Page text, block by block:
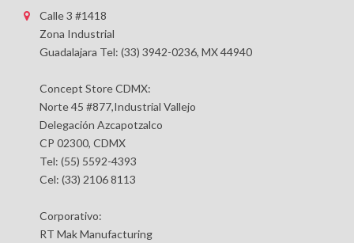
Calle 3 #1418
Zona Industrial
Guadalajara Tel: (33) 3942-0236, MX 44940
Concept Store CDMX:
Norte 45 #877,Industrial Vallejo
Delegación Azcapotzalco
CP 02300, CDMX
Tel: (55) 5592-4393
Cel: (33) 2106 8113
Corporativo:
RT Mak Manufacturing